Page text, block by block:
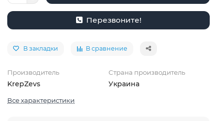
Перезвоните!
В закладки В сравнение
Производитель
KrepZevs
Страна производитель
Украина
Все характеристики